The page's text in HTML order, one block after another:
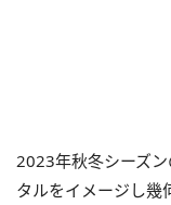
2023年秋冬シーズ
タルをイメージし幾